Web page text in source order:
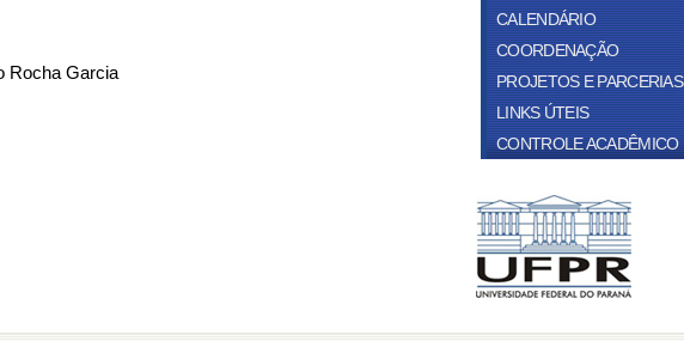
Rocha Garcia
CALENDÁRIO
COORDENAÇÃO
PROJETOS E PARCERIAS
LINKS ÚTEIS
CONTROLE ACADÊMICO